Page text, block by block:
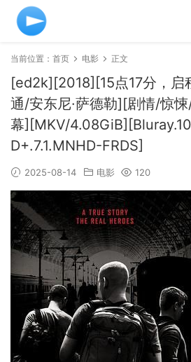
当前位置： 首页 电影 正文
[ed2k][2018][15点17分，启
通/安东尼·萨德勒][剧情/惊
幕][MKV/
D+.7.1.MNHD-FRDS]
2025-08-14 电影 120